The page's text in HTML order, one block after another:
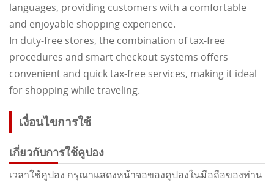
languages, providing customers with a comfortable
and enjoyable shopping experience.
In duty-free stores, the combination of tax-free
procedures and smart checkout systems offers
convenient and quick tax-free services, making it ideal
for shopping while traveling.
เงื่อนไขการใช้
เกี่ยวกับการใช้คูปอง
เวลาใช้คูปอง กรุณาแสดงหน้าจอของคูปองในมือถือของท่าน